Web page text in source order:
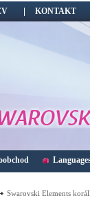
KONTAKT
Swarovski Elements